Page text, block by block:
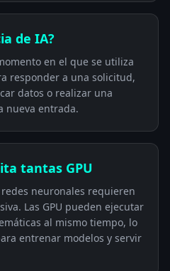
de IA?
en el que se utiliza
responder a una solicitud,
datos o realizar una
nueva entrada.
tantas GPU
redes neuronales requieren
Las GPU pueden ejecutar
al mismo tiempo, lo
entrenar modelos y servir